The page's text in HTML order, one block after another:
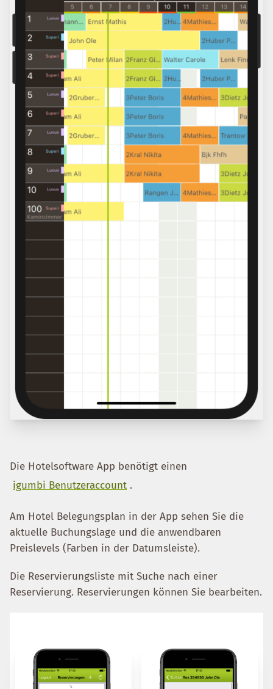
Die Hotelsoftware App benötigt einen
igumbi Benutzeraccount .
Am Hotel Belegungsplan in der App sehen Sie die
aktuelle Buchungslage und die anwendbaren
Preislevels (Farben in der Datumsleiste).
Die Reservierungsliste mit Suche nach einer
Reservierung. Reservierungen können Sie bearbeiten.